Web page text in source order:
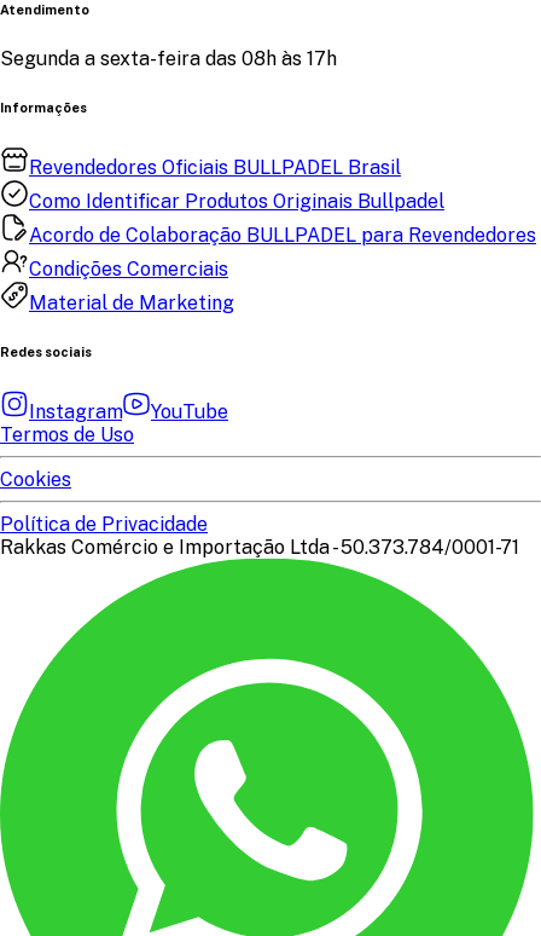
Atendimento
Segunda a sexta-feira das 08h às 17h
Informações
Revendedores Oficiais BULLPADEL Brasil
Como Identificar Produtos Originais Bullpadel
Acordo de Colaboração BULLPADEL para Revendedores
Condições Comerciais
Material de Marketing
Redes sociais
Instagram
YouTube
Termos de Uso
Cookies
Política de Privacidade
Rakkas Comércio e Importação Ltda - 50.373.784/0001-71